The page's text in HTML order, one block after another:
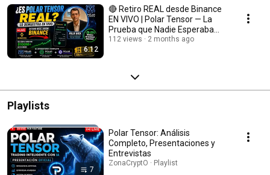
6:12
🔴 Retiro REAL desde Binance
EN VIVO | Polar Tensor — La
Prueba que Nadie Esperaba
Doblado al Español
112 views 2 months ago
Playlists
7
Polar Tensor: Análisis
Completo, Presentaciones y
Entrevistas
ZonaCryptO · Playlist